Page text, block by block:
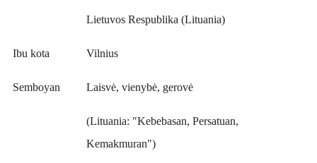
Lietuvos Respublika (Lituania)
Ibu kota Vilnius
Semboyan Laisvė, vienybė, gerovė
(Lituania: "Kebebasan, Persatuan,
Kemakmuran")